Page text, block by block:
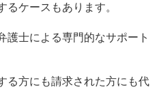
るケースもあります。
護士による専門的なサポート
る方にも請求された方にも代